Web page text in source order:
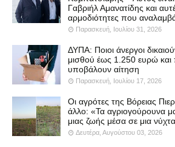
Γαβριήλ Αμανατίδης και
αρμοδιότητες που
Παρασκευή, Ιουλίου 31, 2026
ΔΥΠΑ: Ποιοι άνεργοι
μισθού έως 1.250 ευρώ
υποβάλουν αίτηση
Παρασκευή, Ιουλίου 17, 2026
Οι αγρότες της Βόρειας
άλλο: «Τα αγριογούρουνα
μιας ζωής μέσα σε μια
Δευτέρα, Αυγούστου 03, 2026